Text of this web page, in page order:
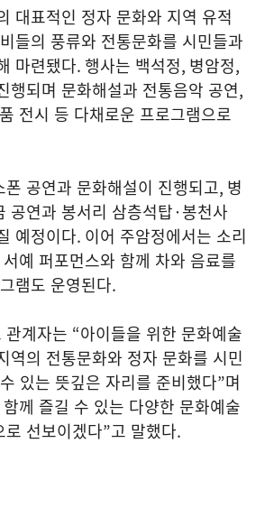
대표적인 정자 문화와 지역 유적
들의 풍류와 전통문화를 시민들과
마련됐다.행사는 백석정, 병암정,
행되며 문화해설과 전통음악 공연,
전시 등 다채로운 프로그램으로
공연과 문화해설이 진행되고, 병
공연과 봉서리 삼층석탑·봉천사
예정이다. 이어 주암정에서는 소리
서예 퍼포먼스와 함께 차와 음료를
램도 운영된다.
관계자는 “아이들을 위한 문화예술
역의 전통문화와 정자 문화를 시민
있는 뜻깊은 자리를 준비했다”며
께 즐길 수 있는 다양한 문화예술
선보이겠다”고 말했다.